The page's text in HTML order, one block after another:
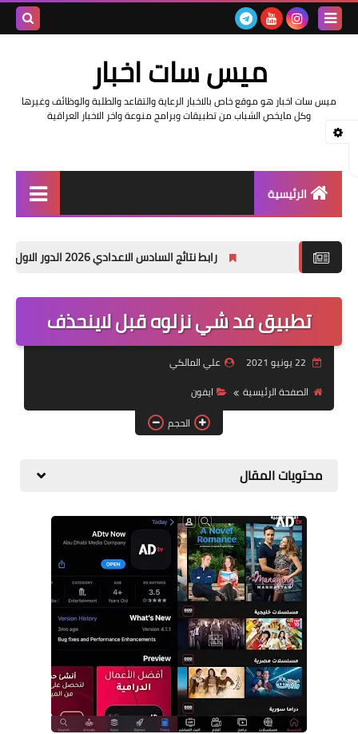
ميس سات اخبار
ميس سات اخبار هو موقع خاص بالاخبار الرعاية والتقاعد والطلبة والوظائف وغيرها
وكل مايخص الشباب من تطبيقات وبرامج منوعة واخر الاخبار العراقية
الرئيسية
اخبار وزارة التربية والتعليم
اخبار وزارة العمل وهيئة
التقاعد
قطع الاراضي
رابط نتائج السادس الاعدادي 2026 الدور الاول في العراق | موقع نتائجنا
تطبيق فد شي نزلوه قبل لاينحذف
علي المالكي
الصفحة الرئيسية
ايفون
الحجم
محتويات المقال